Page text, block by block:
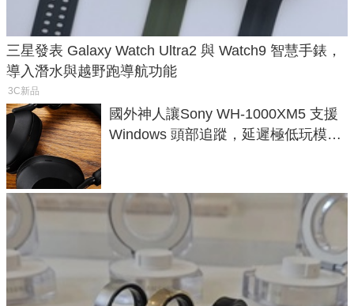
三星發表 Galaxy Watch Ultra2 與 Watch9 智慧手錶，
導入潛水與越野跑導航功能
3C新品
國外神人讓Sony WH-1000XM5 支援
Windows 頭部追蹤，延遲極低玩模擬